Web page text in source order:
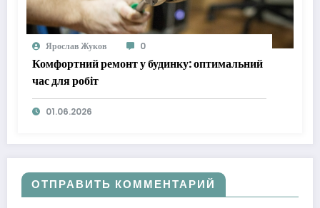
Ярослав Жуков 0
Комфортний ремонт у будинку: оптимальний
час для робіт
01.06.2026
ОТПРАВИТЬ КОММЕНТАРИЙ